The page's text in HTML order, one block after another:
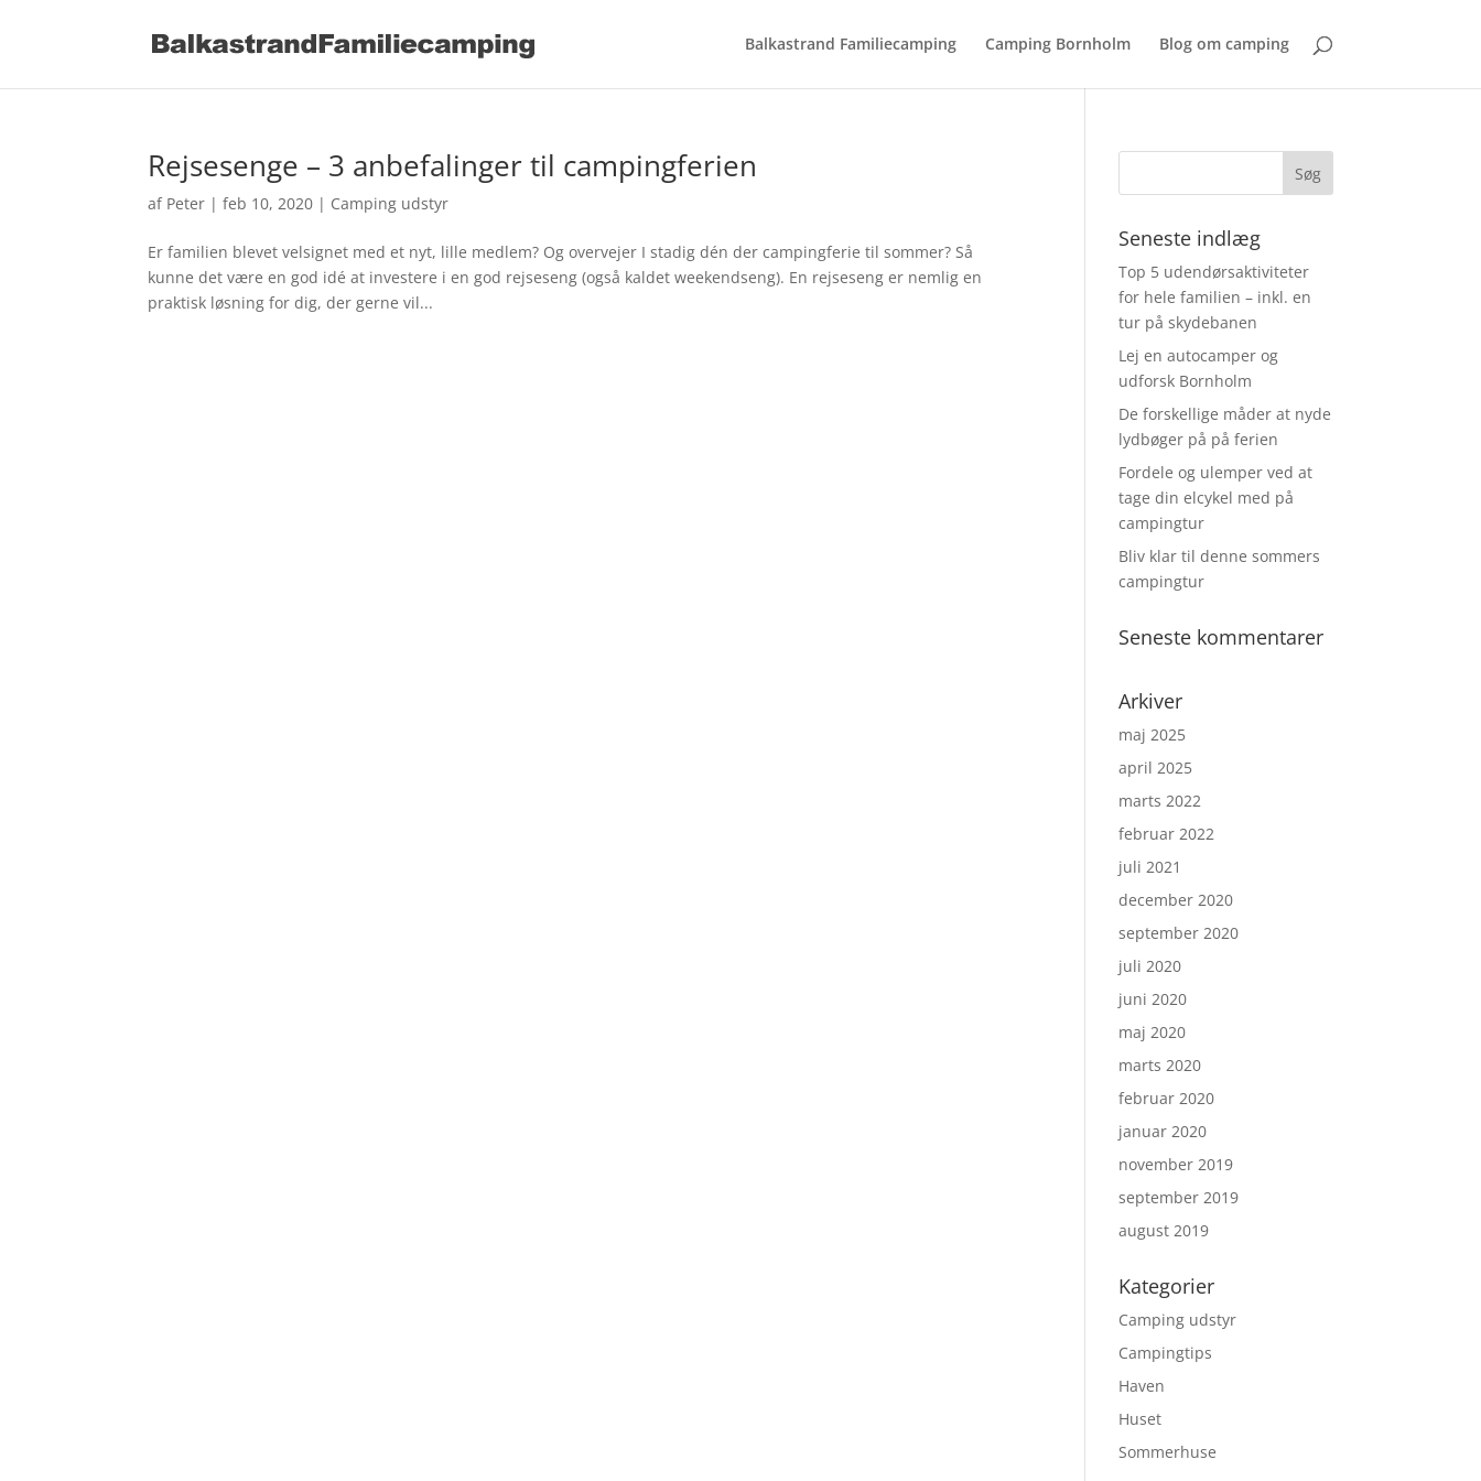
Balkastrand Familiecamping Camping Bornholm Blog om camping
Rejsesenge – 3 anbefalinger til campingferien
af Peter |feb 10, 2020 | Camping udstyr
Er familien blevet velsignet med et nyt, lille medlem? Og overvejer I stadig dén der campingferie til sommer? Så
kunne det være en god idé at investere i en god rejseseng (også kaldet weekendseng). En rejseseng er nemlig en
praktisk løsning for dig, der gerne vil...
Seneste indlæg
Top 5 udendørsaktiviteter
for hele familien – inkl. en
tur på skydebanen
Lej en autocamper og
udforsk Bornholm
De forskellige måder at nyde
lydbøger på på ferien
Fordele og ulemper ved at
tage din elcykel med på
campingtur
Bliv klar til denne sommers
campingtur
Seneste kommentarer
Arkiver
maj 2025
april 2025
marts 2022
februar 2022
juli 2021
december 2020
september 2020
juli 2020
juni 2020
maj 2020
marts 2020
februar 2020
januar 2020
november 2019
september 2019
august 2019
Kategorier
Camping udstyr
Campingtips
Haven
Huset
Sommerhuse